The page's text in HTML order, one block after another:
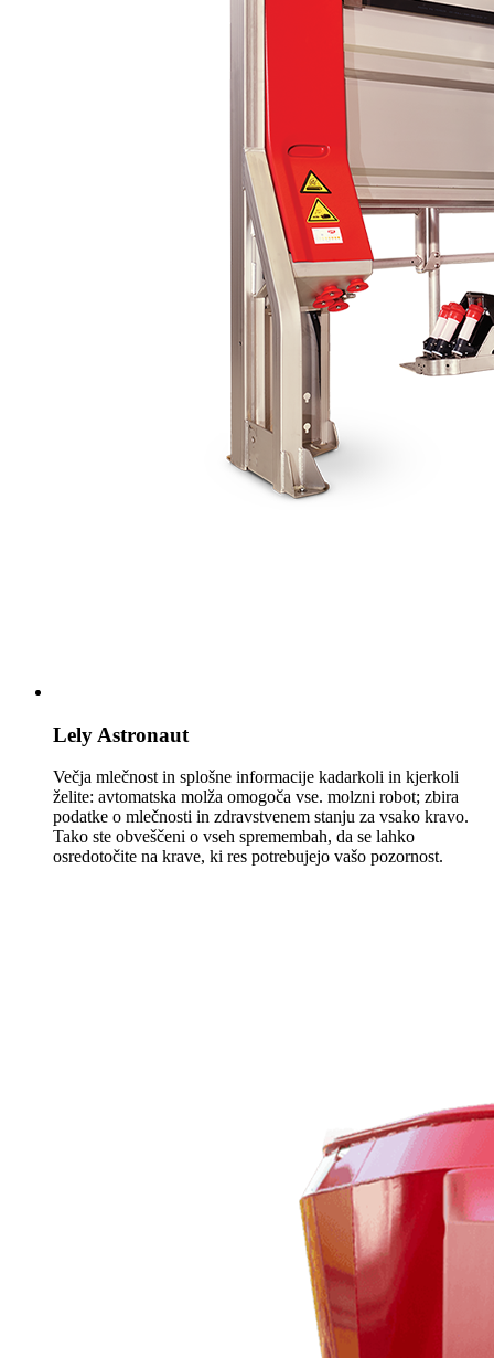
Lely Astronaut
Večja mlečnost in splošne informacije kadarkoli in kjerkoli
želite: avtomatska molža omogoča vse. molzni robot; zbira
podatke o mlečnosti in zdravstvenem stanju za vsako kravo.
Tako ste obveščeni o vseh spremembah, da se lahko
osredotočite na krave, ki res potrebujejo vašo pozornost.